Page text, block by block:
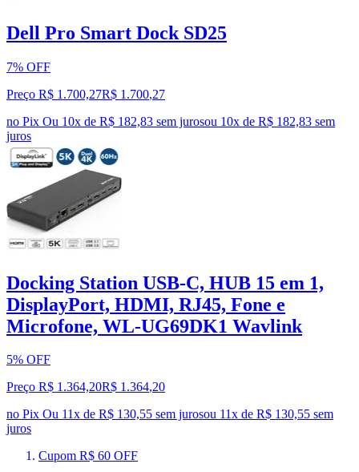
Dell Pro Smart Dock SD25
7% OFF
Preço R$ 1.700,27R$ 1.700,27
no Pix Ou 10x de R$ 182,83 sem jurosou 10x de R$ 182,83 sem
juros
Docking Station USB-C, HUB 15 em 1,
DisplayPort, HDMI, RJ45, Fone e
Microfone, WL-UG69DK1 Wavlink
5% OFF
Preço R$ 1.364,20R$ 1.364,20
no Pix Ou 11x de R$ 130,55 sem jurosou 11x de R$ 130,55 sem
juros
Cupom R$ 60 OFF